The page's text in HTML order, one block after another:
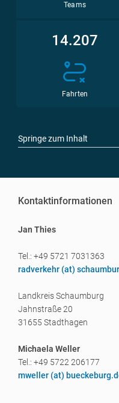
Teams
14.207
Fahrten
Springe zum Inhalt
Kontaktinformationen
Jan Thies
Tel.: +49 5721 7031363
radverkehr (at)
Landkreis Schaumburg
Jahnstraße 20
31655 Stadthagen
Michaela Weller
Tel.: +49 5722 206177
mweller (at)